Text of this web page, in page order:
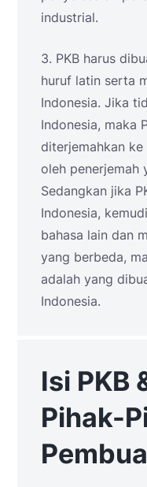
industrial.
3. PKB harus
huruf latin serta
Indonesia. Jika
Indonesia, maka
diterjemahkan ke
oleh penerjemah
Sedangkan jika
Indonesia,
bahasa lain dan
yang berbeda,
adalah yang
Indonesia.
Isi PKB
Pihak-